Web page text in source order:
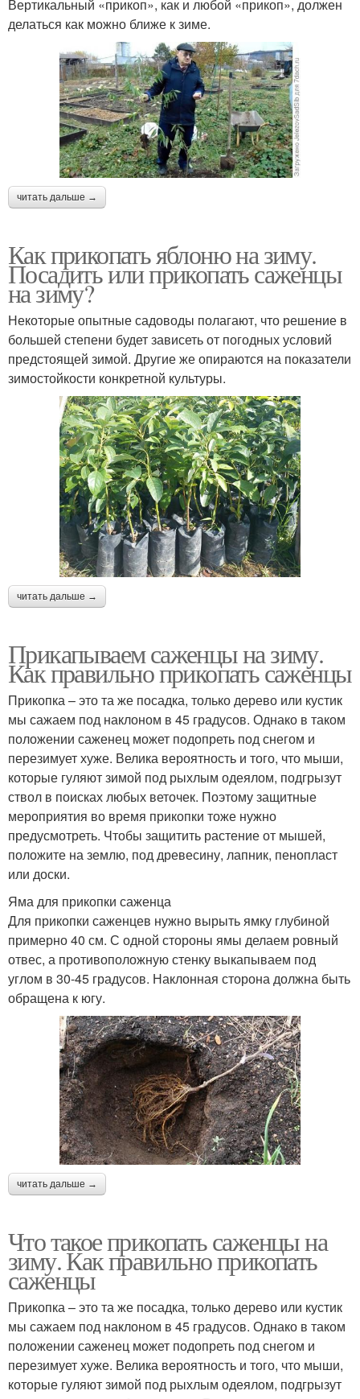
Вертикальный «прикоп», как и любой «прикоп», должен
делаться как можно ближе к зиме.
читать дальше →
Как прикопать яблоню на зиму.
Посадить или прикопать саженцы
на зиму?
Некоторые опытные садоводы полагают, что решение в
большей степени будет зависеть от погодных условий
предстоящей зимой. Другие же опираются на показатели
зимостойкости конкретной культуры.
читать дальше →
Прикапываем саженцы на зиму.
Как правильно прикопать саженцы
Прикопка – это та же посадка, только дерево или кустик
мы сажаем под наклоном в 45 градусов. Однако в таком
положении саженец может подопреть под снегом и
перезимует хуже. Велика вероятность и того, что мыши,
которые гуляют зимой под рыхлым одеялом, подгрызут
ствол в поисках любых веточек. Поэтому защитные
мероприятия во время прикопки тоже нужно
предусмотреть. Чтобы защитить растение от мышей,
положите на землю, под древесину, лапник, пенопласт
или доски.
Яма для прикопки саженца
Для прикопки саженцев нужно вырыть ямку глубиной
примерно 40 см. С одной стороны ямы делаем ровный
отвес, а противоположную стенку выкапываем под
углом в 30-45 градусов. Наклонная сторона должна быть
обращена к югу.
читать дальше →
Что такое прикопать саженцы на
зиму. Как правильно прикопать
саженцы
Прикопка – это та же посадка, только дерево или кустик
мы сажаем под наклоном в 45 градусов. Однако в таком
положении саженец может подопреть под снегом и
перезимует хуже. Велика вероятность и того, что мыши,
которые гуляют зимой под рыхлым одеялом, подгрызут